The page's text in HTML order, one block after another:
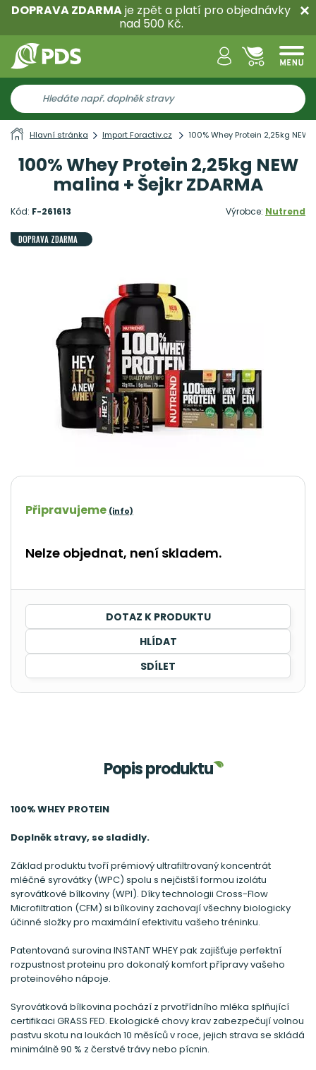
DOPRAVA ZDARMAje zpět a platí pro objednávky
nad 500 Kč.
Hlavní stránka Import Foractiv.cz 100% Whey Protein 2,25kg NEW
100% Whey Protein 2,25kg NEW
malina + Šejkr ZDARMA
Kód: F-261613 Výrobce: Nutrend
DOPRAVA ZDARMA
Připravujeme (info)
Nelze objednat, není skladem.
DOTAZ K PRODUKTU
HLÍDAT
SDÍLET
Popis produktu
100% WHEY PROTEIN
Doplněk stravy, se sladidly.
Základ produktu tvoří prémiový ultrafiltrovaný koncentrát
mléčné syrovátky (WPC) spolu s nejčistší formou izolátu
syrovátkové bílkoviny (WPI). Díky technologii Cross-Flow
Microfiltration (CFM) si bílkoviny zachovají všechny biologicky
účinné složky pro maximální efektivitu vašeho tréninku.
Patentovaná surovina INSTANT WHEY pak zajišťuje perfektní
rozpustnost proteinu pro dokonalý komfort přípravy vašeho
proteinového nápoje.
Syrovátková bílkovina pochází z prvotřídního mléka splňující
certifikaci GRASS FED. Ekologické chovy krav zabezpečují volnou
pastvu skotu na loukách 10 měsíců v roce, jejich strava se skládá
minimálně 90 % z čerstvé trávy nebo pícnin.